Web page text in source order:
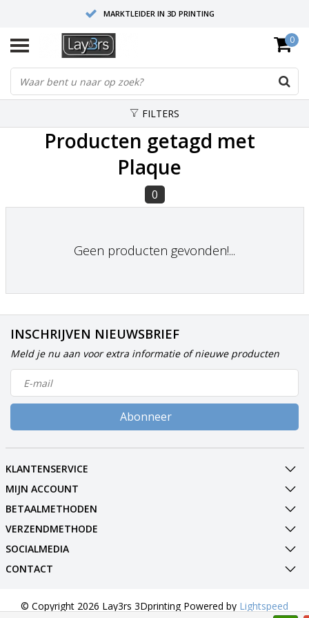
MARKTLEIDER IN 3D PRINTING
HOOGWAARDIGE SERVICE EN SUPPORT
FYSIEKE SHOWROOMS
0
FILTERS
Producten getagd met
Plaque
0
Geen producten gevonden!...
INSCHRIJVEN NIEUWSBRIEF
Meld je nu aan voor extra informatie of nieuwe producten
Abonneer
KLANTENSERVICE
MIJN ACCOUNT
BETAALMETHODEN
VERZENDMETHODE
SOCIALMEDIA
CONTACT
© Copyright 2026 Lay3rs 3Dprinting Powered by Lightspeed